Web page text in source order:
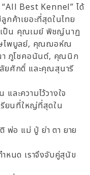
“All Best Kennel” ได้
กค้าเยอะที่สุดในไทย
เป็น คุณเมย์ พิชญ์นาฏ
ไพบูลย์, คุณฌอห์ณ
ภูโชคอนันต์, คุณนิก
ยศักดิ์ และคุณสุนารี
ละความไว้วางใจ
รียนที่ใหญ่ที่สุดใน
พ่อ แม่ ปู่ ย่า ตา ยาย
ำหนด เราจึงจับคู่สุนัข